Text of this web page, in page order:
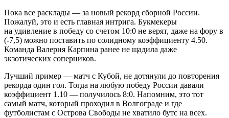
Пока все расклады — за новый рекорд сборной России.
Пожалуй, это и есть главная интрига. Букмекеры
на удивление в победу со счетом 10:0 не верят, даже на фору в
(-7,5) можно поставить по солидному коэффициенту 4.50.
Команда Валерия Карпина ранее не щадила даже
экзотических соперников.
Лучший пример — матч с Кубой, не дотянули до повторения
рекорда один гол. Тогда на любую победу России давали
коэффициент 1.10 — получилось 8:0. Напомним, это тот
самый матч, который проходил в Волгограде и где
футболистам с Острова Свободы не хватило бутс на всех.